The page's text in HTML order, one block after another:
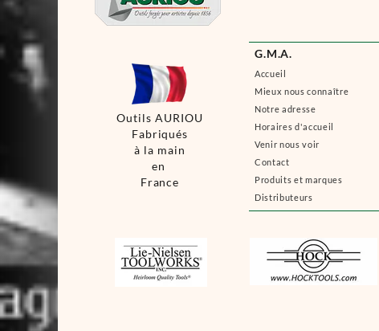
G.M.A.
Accueil
Mieux nous connaître
Notre adresse
Horaires d'accueil
Venir nous voir
Contact
Produits et marques
Distributeurs
Outils AURIOU
Fabriqués
à la main
en
France